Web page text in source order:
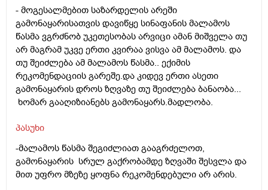
- მოგესალმებით საზარდელის არეში
გამონაყარისათვის დავიწყე სინაფანის მალამოს
წასმა ვგრძნობ უკეთესობას არვიცი ამან მიშველა თუ
არ მაგრამ უკვე ერთი კვირაა ვისვა ამ მალამოს. და
თუ შეიძლება ამ მალამოს წასმა.. ექიმის
რეკომენდაციის გარეშე.და კიდევ ერთი ასეთი
გამონაყარის დროს ზღვაზე თუ შეიძლება ბანაობა...
ხომარ გააღიზიანებს გამონაყარს.მადლობა.
პასუხი
-მალამოს წასმა შეგიძლიათ გააგრძელოთ,
გამონაყარის სრულ გაქრობამდე ზღვაში შესვლა და
მით უფრო მზეზე ყოფნა რეკომენდებული არ არის.